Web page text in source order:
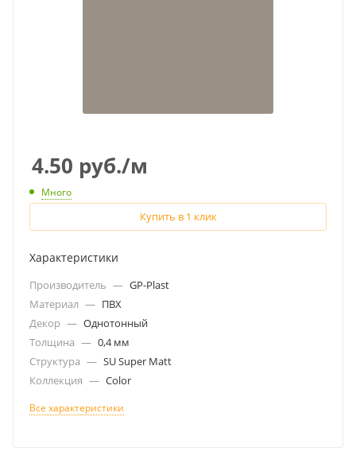
4.50 руб./м
Много
Купить в 1 клик
Характеристики
Производитель — GP-Plast
Материал — ПВХ
Декор — Однотонный
Толщина — 0,4 мм
Структура — SU Super Matt
Коллекция — Color
Все характеристики